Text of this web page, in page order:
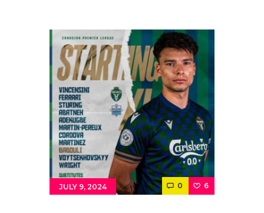
News
Events
Store
Contacts
Cine
JULY 9, 2024 0 6